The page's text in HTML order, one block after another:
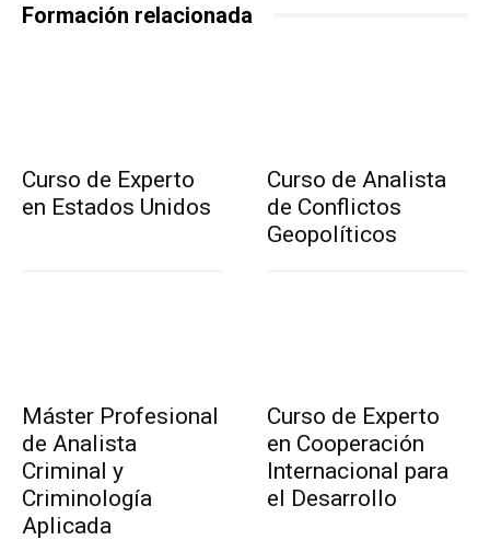
Formación relacionada
Curso de Experto
en Estados Unidos
Curso de Analista
de Conflictos
Geopolíticos
Máster Profesional
de Analista
Criminal y
Criminología
Aplicada
Curso de Experto
en Cooperación
Internacional para
el Desarrollo